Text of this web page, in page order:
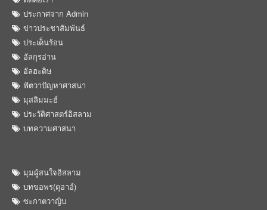
ประกาศจาก Admin
ข่าวประชาสัมพันธ์
ประเด็นร้อน
อัลกุรอ่าน
อัลฮะดิษ
ฟัตวาปัญหาศาสนา
มุสลิมมะฮ์
ประวัติศาสตร์อิสลาม
บทความศาสนา
มุมผู้สนใจอิสลาม
บทขอพร(ดุอาอ์)
ซะกาตวาญิบ